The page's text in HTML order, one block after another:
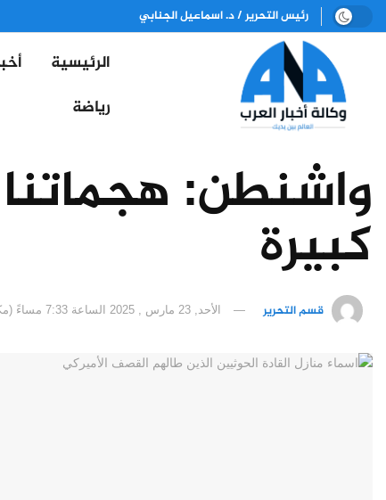
رئيس التحرير / د. اسماعيل الجنابي
الرئيسية
رياضة
واشنطن:
كبيرة
قسم التحرير الأحد, 23 مارس , 2025 الساعة 7:33 مساءً (مكة المكرمة)